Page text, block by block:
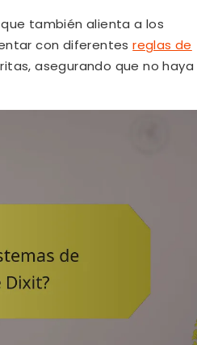
también alienta a los
con diferentesreglas de
asegurando que no haya